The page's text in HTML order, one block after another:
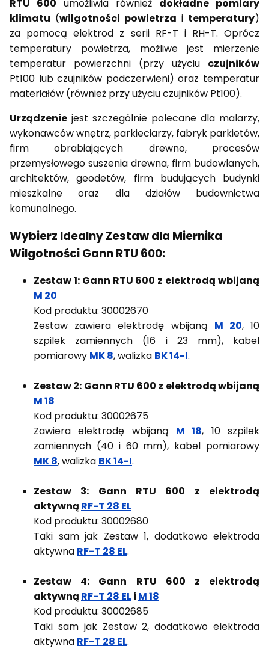
RTU 600 umożliwia również dokładne pomiary
klimatu (wilgotności powietrza i temperatury)
za pomocą elektrod z serii RF-T i RH-T. Oprócz
temperatury powietrza, możliwe jest mierzenie
temperatur powierzchni (przy użyciu czujników
Pt100 lub czujników podczerwieni) oraz temperatur
materiałów (również przy użyciu czujników Pt100).
Urządzenie jest szczególnie polecane dla malarzy,
wykonawców wnętrz, parkieciarzy, fabryk parkietów,
firm obrabiających drewno, procesów
przemysłowego suszenia drewna, firm budowlanych,
architektów, geodetów, firm budujących budynki
mieszkalne oraz dla działów budownictwa
komunalnego.
Wybierz Idealny Zestaw dla Miernika
Wilgotności Gann RTU 600:
Zestaw 1: Gann RTU 600 z elektrodą wbijaną
M 20
Kod produktu: 30002670
Zestaw zawiera elektrodę wbijaną M 20, 10
szpilek zamiennych (16 i 23 mm), kabel
pomiarowy MK 8, walizka BK 14-I.
Zestaw 2: Gann RTU 600 z elektrodą wbijaną
M 18
Kod produktu: 30002675
Zawiera elektrodę wbijaną M 18, 10 szpilek
zamiennych (40 i 60 mm), kabel pomiarowy
MK 8, walizka BK 14-I.
Zestaw 3: Gann RTU 600 z elektrodą
aktywną RF-T 28 EL
Kod produktu: 30002680
Taki sam jak Zestaw 1, dodatkowo elektroda
aktywna RF-T 28 EL.
Zestaw 4: Gann RTU 600 z elektrodą
aktywną RF-T 28 ELi M 18
Kod produktu: 30002685
Taki sam jak Zestaw 2, dodatkowo elektroda
aktywna RF-T 28 EL.